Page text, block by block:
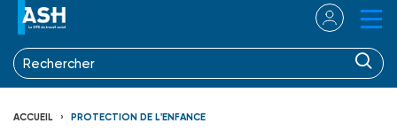
ACCUEIL PROTECTION DE L'ENFANCE